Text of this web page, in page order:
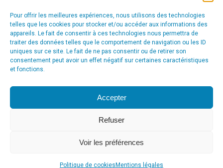
Pour offrir les meilleures expériences, nous utilisons des technologies
telles que les cookies pour stocker et/ou accéder aux informations des
appareils. Le fait de consentir à ces technologies nous permettra de
traiter des données telles que le comportement de navigation ou les ID
uniques sur ce site. Le fait de ne pas consentir ou de retirer son
consentement peut avoir un effet négatif sur certaines caractéristiques
et fonctions.
Accepter
Refuser
Voir les préférences
Politique de cookies Mentions légales
Nos labellisations chèques-
entreprises
proposée aux sociétés, indépendants et